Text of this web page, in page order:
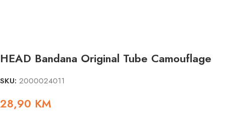
HEAD Bandana Original Tube Camouflage
SKU: 2000024011
28,90 KM